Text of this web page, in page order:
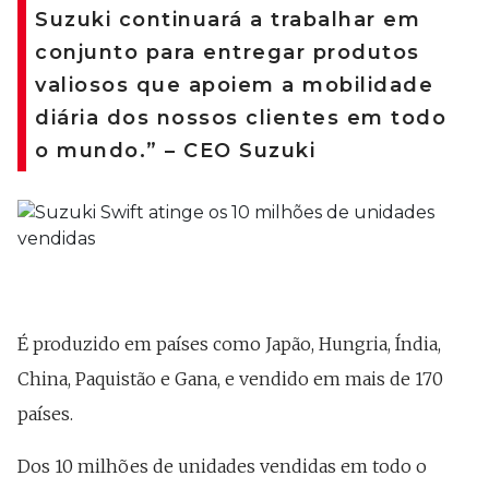
Suzuki continuará a trabalhar em
conjunto para entregar produtos
valiosos que apoiem a mobilidade
diária dos nossos clientes em todo
o mundo.” – CEO Suzuki
É produzido em países como Japão, Hungria, Índia,
China, Paquistão e Gana, e vendido em mais de 170
países.
Dos 10 milhões de unidades vendidas em todo o